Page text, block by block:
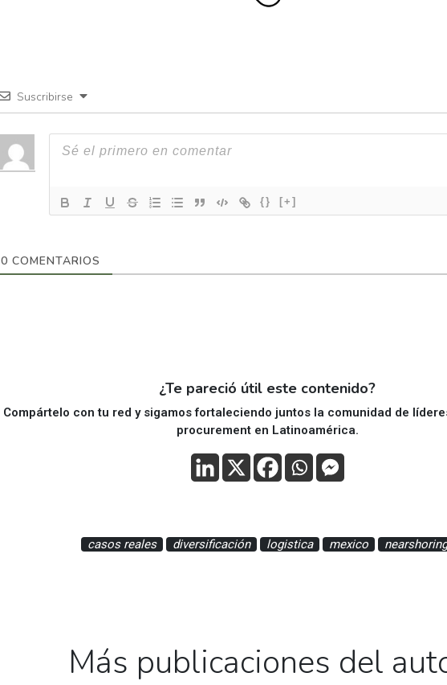
Suscribirse
{} [+]
0 COMENTARIOS
¿Te pareció útil este contenido?
Compártelo con tu red y sigamos fortaleciendo juntos la comunidad de
procurement en Latinoamérica.
casos reales diversificación logistica mexico nearshoring
Más publicaciones del